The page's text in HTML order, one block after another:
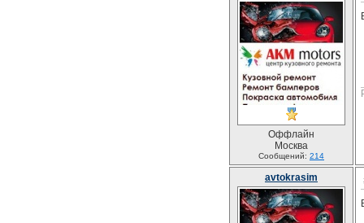
Оффлайн
Москва
Сообщений: 214
avtokrasim